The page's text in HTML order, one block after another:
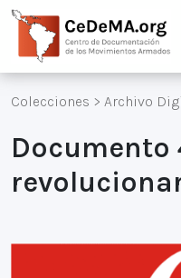
Colecciones > Archivo
Documento